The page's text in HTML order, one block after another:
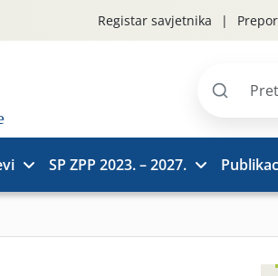
Registar savjetnika
Pretraži
SP ZPP 2023. – 2027.